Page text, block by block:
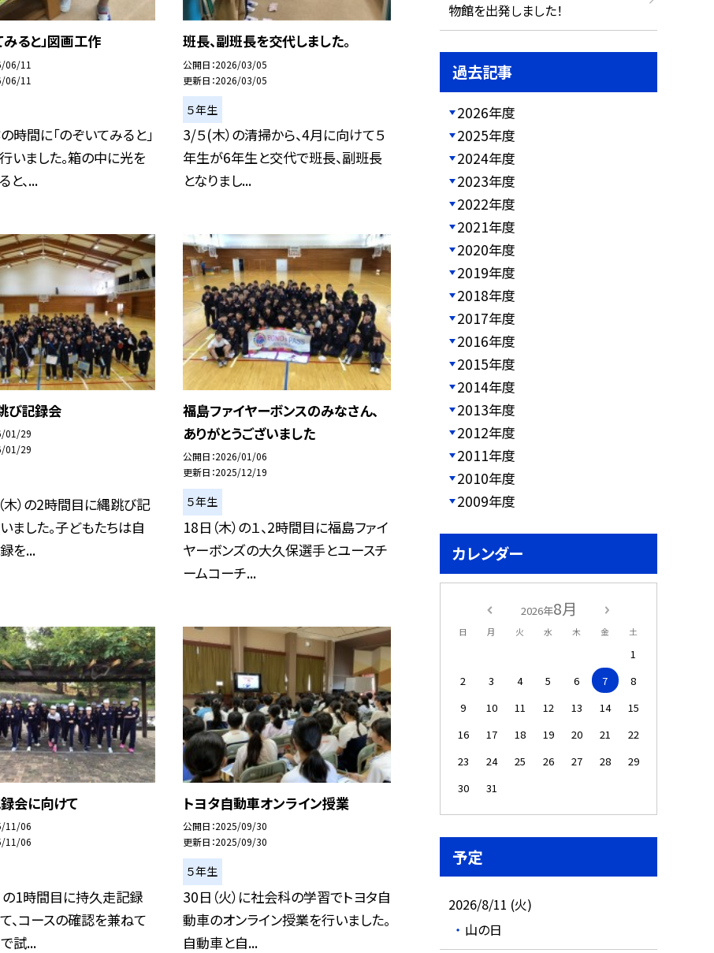
みると」図画工作
06/11
06/11
時間に「のぞいてみると」
いました。箱の中に光を
と、...
班長、副班長を交代しました。
公開日 2026/03/05
更新日 2026/03/05
５年生
3/５(木）の清掃から、4月に向けて５
年生が6年生と交代で班長、副班長
となりまし...
び記録会
01/29
01/29
木）の2時間目に縄跳び記
ました。子どもたちは自
を...
福島ファイヤーボンスのみなさん、
ありがとうございました
公開日 2026/01/06
更新日 2025/12/19
５年生
18日（木）の１、2時間目に福島ファイ
ヤーボンズの大久保選手とユースチ
ームコーチ...
会に向けて
11/06
11/06
の1時間目に持久走記録
、コースの確認を兼ねて
試...
トヨタ自動車オンライン授業
公開日 2025/09/30
更新日 2025/09/30
５年生
30日（火）に社会科の学習でトヨタ自
動車のオンライン授業を行いました。
自動車と自...
物館を出発しました！
過去記事
2026年度
2025年度
2024年度
2023年度
2022年度
2021年度
2020年度
2019年度
2018年度
2017年度
2016年度
2015年度
2014年度
2013年度
2012年度
2011年度
2010年度
2009年度
カレンダー
2026年8月
日 月 火 水 木 金 土
1
2
3 4 5 6 7
8
9
10 11 12 13 14
15
16
17 18 19 20 21
22
23
24 25 26 27 28
29
30
31
予定
2026/8/11 (火)
山の日